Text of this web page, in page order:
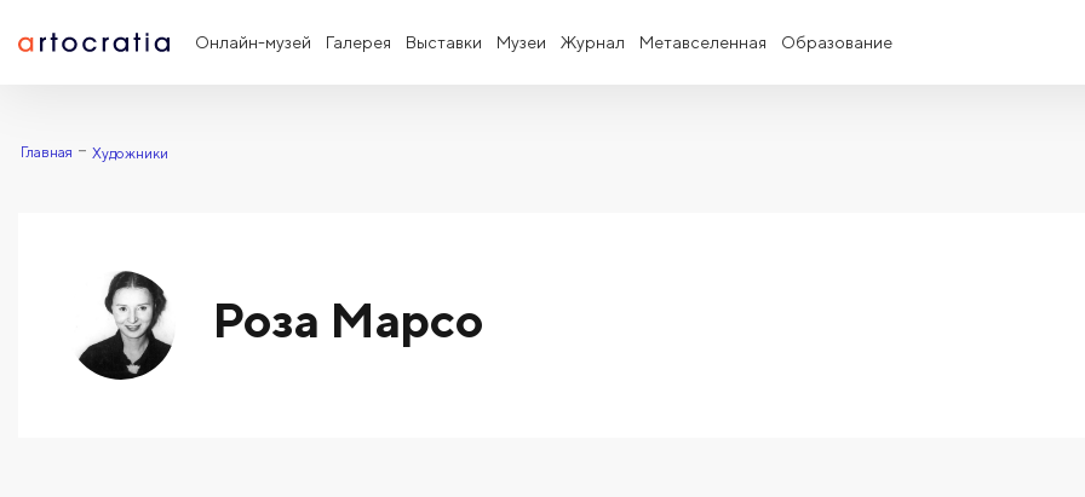
Онлайн-музей Галерея Выставки Музеи Журнал Метавселенная Образование
Главная Художники
Роза Марсо